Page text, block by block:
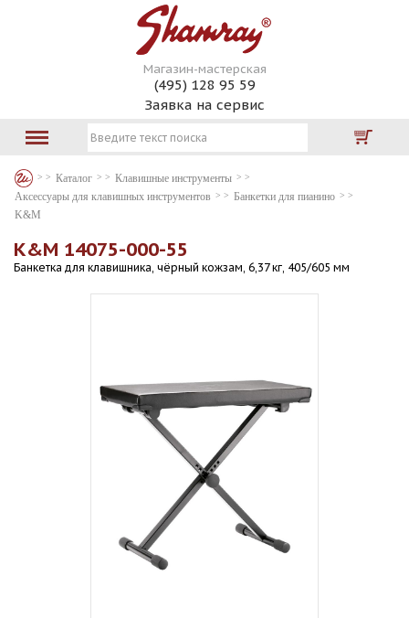
Магазин-мастерская
(495) 128 95 59
Заявка на сервис
Каталог
Клавишные инструменты
Аксессуары для клавишных инструментов
Банкетки для пианино
K&M
K&M 14075-000-55
Банкетка для клавишника, чёрный кожзам, 6,37 кг, 405/605 мм